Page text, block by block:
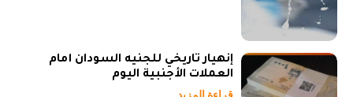
إنهيار تاريخي للجنيه السودان أمام
العملات الأجنبية اليوم